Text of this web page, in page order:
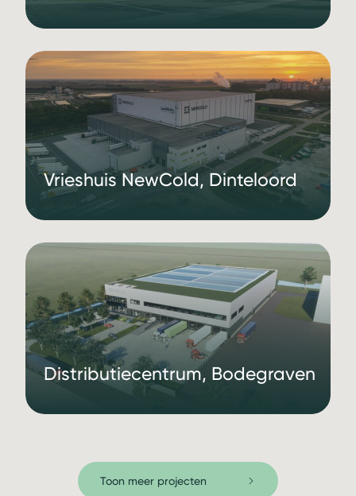
Vrieshuis NewCold, Dinteloord
Distributiecentrum, Bodegraven
Toon meer projecten